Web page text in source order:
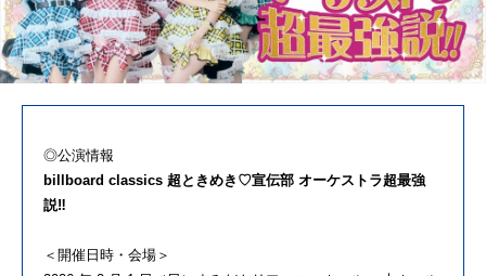
◎公演情報
billboard classics 超ときめき♡宣伝部 オーケストラ超最強
説‼
＜開催日時・会場＞